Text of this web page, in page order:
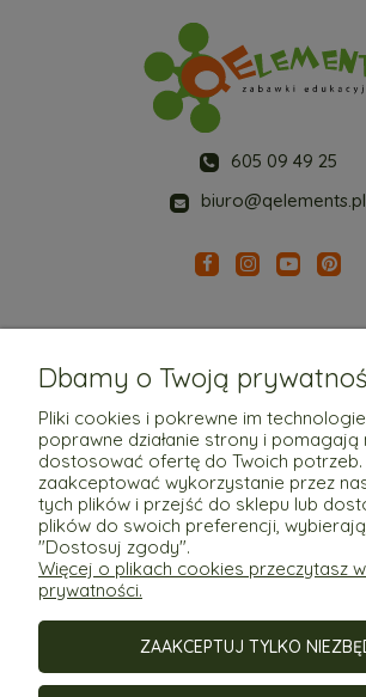
Pomoc
Moje konto
Płatności i dostawa
Informacje
605 09 49 25
biuro@qelements.pl
Dbamy o Twoją
Pliki cookies i pokrewne im
poprawne działanie strony i pomagają
dostosować ofertę do Twoich potrzeb.
zaakceptować wykorzystanie przez
tych plików i przejść do sklepu lub
plików do swoich preferencji,
"Dostosuj zgody".
Więcej o plikach cookies przeczytasz
prywatności.
ZAAKCEPTUJ TYLKO